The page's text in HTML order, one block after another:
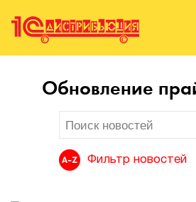
Поиск
Стать Партнером
Обновление
Фильтр новостей